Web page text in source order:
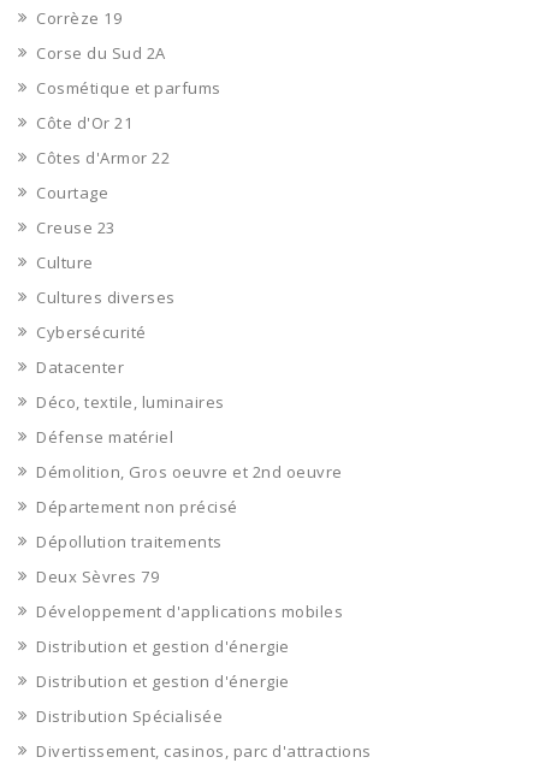
Corrèze 19
Corse du Sud 2A
Cosmétique et parfums
Côte d'Or 21
Côtes d'Armor 22
Courtage
Creuse 23
Culture
Cultures diverses
Cybersécurité
Datacenter
Déco, textile, luminaires
Défense matériel
Démolition, Gros oeuvre et 2nd oeuvre
Département non précisé
Dépollution traitements
Deux Sèvres 79
Développement d'applications mobiles
Distribution et gestion d'énergie
Distribution et gestion d'énergie
Distribution Spécialisée
Divertissement, casinos, parc d'attractions